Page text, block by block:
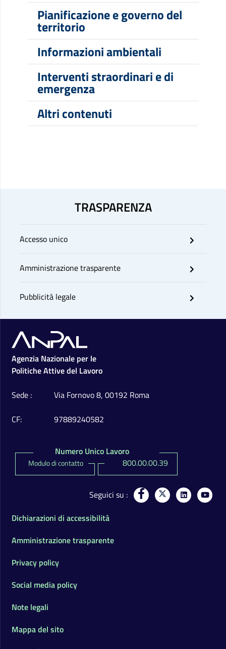
Pianificazione e governo del
territorio
Informazioni ambientali
Interventi straordinari e di
emergenza
Altri contenuti
TRASPARENZA
Accesso unico
Amministrazione trasparente
Pubblicità legale
Footer
Agenzia Nazionale per le
Politiche Attive del Lavoro
Sede
Via Fornovo 8, 00192 Roma
CF
97889240582
Numero Unico Lavoro
Modulo di contatto 800.00.00.39
Seguici su
Dichiarazioni di accessibilità
Amministrazione trasparente
Privacy policy
Social media policy
Note legali
Mappa del sito